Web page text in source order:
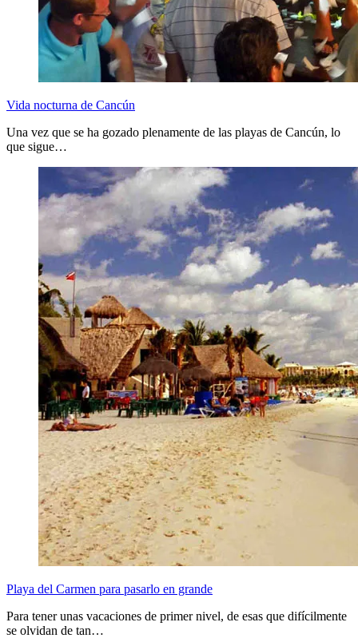
Vida nocturna de Cancún
Una vez que se ha gozado plenamente de las playas de Cancún, lo
que sigue…
Playa del Carmen para pasarlo en grande
Para tener unas vacaciones de primer nivel, de esas que difícilmente
se olvidan de tan…